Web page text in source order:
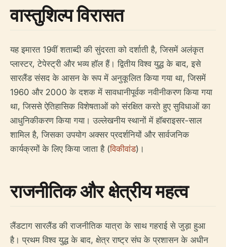
वास्तुशिल्प विरासत
यह इमारत 19वीं शताब्दी की सुंदरता को दर्शाती है, जिसमें अलंकृत
प्लास्टर, टेपेस्ट्री और भव्य हॉल हैं। द्वितीय विश्व युद्ध के बाद, इसे
सारलैंड संसद के आसन के रूप में अनुकूलित किया गया था, जिसमें
1960 और 2000 के दशक में सावधानीपूर्वक नवीनीकरण किया गया
था, जिससे ऐतिहासिक विशेषताओं को संरक्षित करते हुए सुविधाओं का
आधुनिकीकरण किया गया। उल्लेखनीय स्थानों में हॉबराइसर-साल
शामिल है, जिसका उपयोग अक्सर प्रदर्शनियों और सार्वजनिक
कार्यक्रमों के लिए किया जाता है (विकीवांड)।
राजनीतिक और क्षेत्रीय महत्व
लैंडटाग सारलैंड की राजनीतिक यात्रा के साथ गहराई से जुड़ा हुआ
है। प्रथम विश्व युद्ध के बाद, क्षेत्र राष्ट्र संघ के प्रशासन के अधीन